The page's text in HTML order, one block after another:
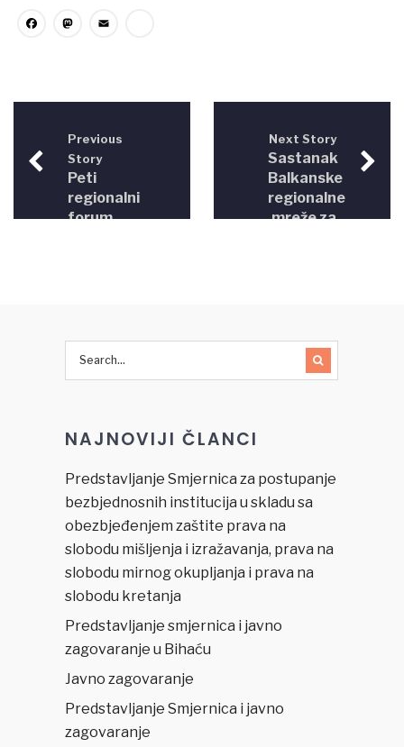
Facebook
Mastodon
Previous
Story
Peti
regionalni
forum
Next Story
Sastanak
Balkanske
regionalne
mreže za
NAJNOVIJI ČLANCI
Predstavljanje Smjernica za postupanje
bezbjednosnih institucija u skladu sa
obezbjeđenjem zaštite prava na
slobodu mišljenja i izražavanja, prava na
slobodu mirnog okupljanja i prava na
slobodu kretanja
Predstavljanje smjernica i javno
zagovaranje u Bihaću
Javno zagovaranje
Predstavljanje Smjernica i javno
zagovaranje